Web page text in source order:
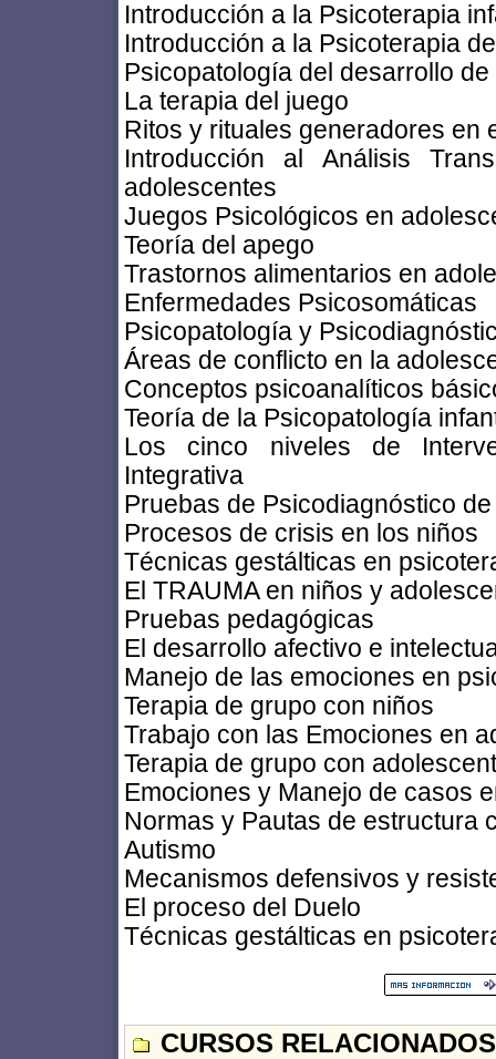
Introducción a la Psicoterapia
Introducción a la Psicoterapia
Psicopatología del desarrollo
La terapia del juego
Ritos y rituales generadores en
Introducción al Análisis
adolescentes
Juegos Psicológicos en
Teoría del apego
Trastornos alimentarios en
Enfermedades Psicosomáticas
Psicopatología y
Áreas de conflicto en la
Conceptos psicoanalíticos
Teoría de la Psicopatología
Los cinco niveles de
Integrativa
Pruebas de Psicodiagnóstico
Procesos de crisis en los niños
Técnicas gestálticas en
El TRAUMA en niños y
Pruebas pedagógicas
El desarrollo afectivo e
Manejo de las emociones en
Terapia de grupo con niños
Trabajo con las Emociones en
Terapia de grupo con
Emociones y Manejo de casos
Normas y Pautas de estructura
Autismo
Mecanismos defensivos y
El proceso del Duelo
Técnicas gestálticas en
CURSOS